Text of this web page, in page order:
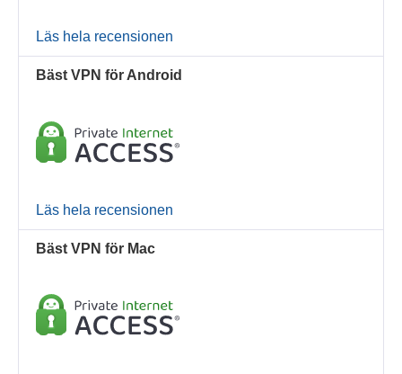
Läs hela recensionen
Bäst VPN för Android
Läs hela recensionen
Bäst VPN för Mac